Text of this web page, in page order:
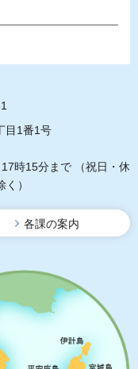
目1番1号
時15分まで
（祝日・休
）
各課の案内